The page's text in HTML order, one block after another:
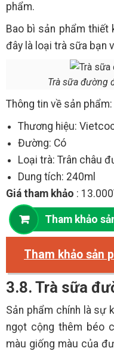
phẩm.
Bao bì sản phẩm thiết
đây là loại trà sữa bạn
Trà sữa đường
Thông tin về sản phẩm:
Thương hiệu:
Đường: Có
Loại trà: Trân châu
Dung tích: 240ml
Giá tham khảo :
Tham khảo
Tham khảo sản
3.8. Trà sữa
Sản phẩm chính là sự
ngọt cộng thêm béo
màu giống màu của